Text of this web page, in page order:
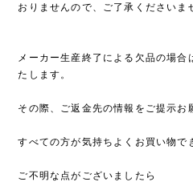
おりませんので、ご了承くださいま
メーカー生産終了による欠品の場合
たします。
その際、ご返金先の情報をご提示お
すべての方が気持ちよくお買い物で
ご不明な点がございましたら